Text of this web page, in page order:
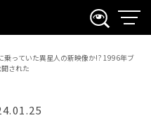
乗っていた異星人の新映像か!? 1996年ブ
された